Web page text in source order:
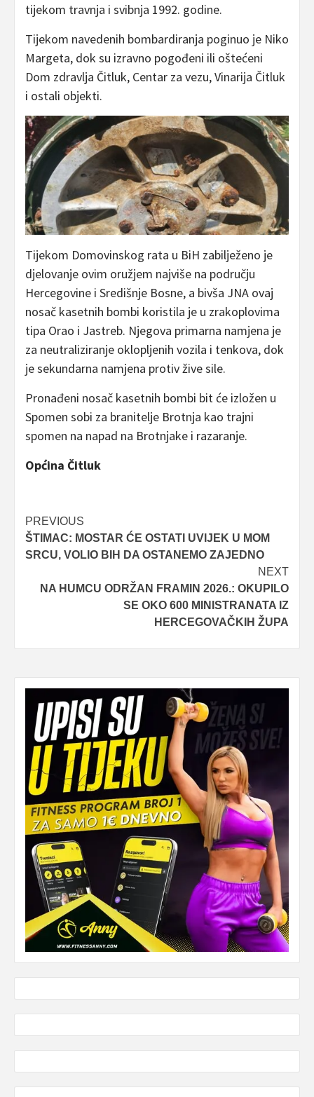
tijekom travnja i svibnja 1992. godine.
Tijekom navedenih bombardiranja poginuo je Niko
Margeta, dok su izravno pogođeni ili oštećeni
Dom zdravlja Čitluk, Centar za vezu, Vinarija Čitluk
i ostali objekti.
Tijekom Domovinskog rata u BiH zabilježeno je
djelovanje ovim oružjem najviše na području
Hercegovine i Središnje Bosne, a bivša JNA ovaj
nosač kasetnih bombi koristila je u zrakoplovima
tipa Orao i Jastreb. Njegova primarna namjena je
za neutraliziranje oklopljenih vozila i tenkova, dok
je sekundarna namjena protiv žive sile.
Pronađeni nosač kasetnih bombi bit će izložen u
Spomen sobi za branitelje Brotnja kao trajni
spomen na napad na Brotnjake i razaranje.
Općina Čitluk
Post
navigation
PREVIOUS
ŠTIMAC: MOSTAR ĆE OSTATI UVIJEK U MOM
SRCU, VOLIO BIH DA OSTANEMO ZAJEDNO
NEXT
NA HUMCU ODRŽAN FRAMIN 2026.: OKUPILO
SE OKO 600 MINISTRANATA IZ
HERCEGOVAČKIH ŽUPA